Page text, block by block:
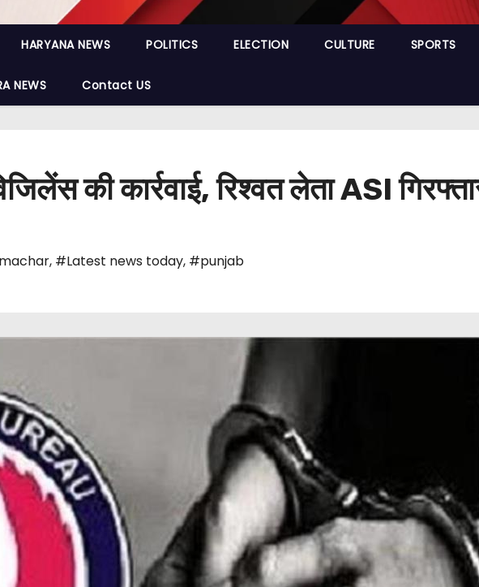
HARYANA NEWS POLITICS ELECTION CULTURE SPORTS
NEWS Contact US
की कार्रवाई, रिश्वत लेता ASI
, #Latest news today, #punjab